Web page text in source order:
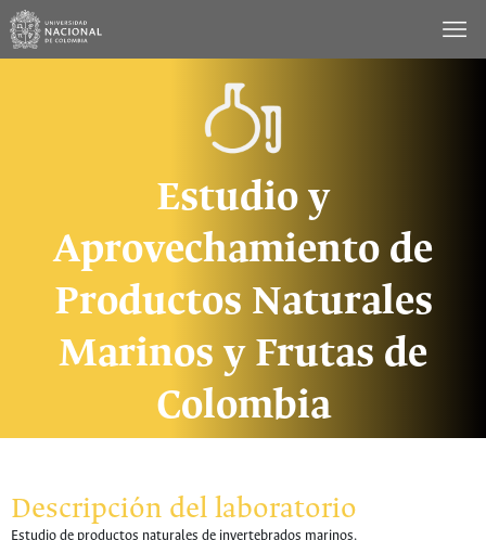
Saltar
contenido
Estudio y
Aprovechamiento de
Productos Naturales
Marinos y Frutas de
Colombia
Descripción del laboratorio
Estudio de productos naturales de invertebrados marinos.